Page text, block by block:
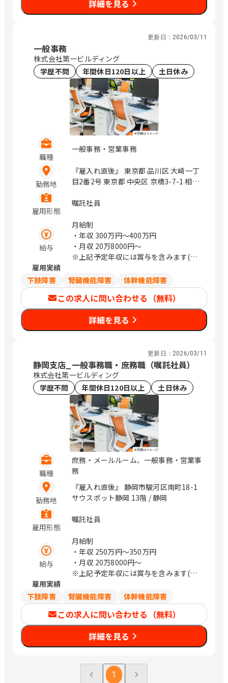
会社の定める場所 / 北千住、千住大橋、
東池袋、立川、町田、新横浜、北新横
関内、大船、富士見町、平塚、大磯、熊
越、草加、谷塚、葭川公園、千葉中央、
木更津、祇園、京成船橋、船橋、柏、北
柏、京成成田、成田、旭川、苫小牧、青
葉、市役所前、函館、釧路、東釧路、本
八戸、小中野、山形、北山形、郡山、郡
山富田、いわき、赤井、水戸、偕楽園、
研究学園、つくば、太田、韮川、新潟、
白山、富山、金沢、北鉄金沢、福井、長
野、権堂、松本、北松本、静岡、日吉
町、沼津、大岡、名古屋、近鉄名古屋、
東岡崎、岡崎、津、江戸橋、四日市、近
鉄四日市、三宮・花時計前、神戸三宮、
近鉄奈良、奈良、和歌山市、紀和、鳥
取、津ノ井、松江、松江しんじ湖温泉、
西川緑道公園、岡山、広島、福山、下
関、門司港、徳島、阿波富田、大橋通、
堀詰、旦過、平和通、久留米、花畑、大
分、古国府
詳細を見る
更新日： 2026/03/11
一般事務
株式会社第一ビルディング
学歴不問
年間休日120日以上 土日休み
職種
一般事務・営業事務
勤務地
『雇入れ直後』 東京都 品川区 大崎一丁
目2番2号 東京都 中央区 京橋3-7-1 相互
堀川町580 ソリッドスクエア西館 1階 長
命ビルディング 6階 静岡県 静岡市駿河
区 南町18-1 サウスポット静岡 13階 広
島県 広島市南区 比治山本町16-35 広島
産業文化センター 12階 大阪府 大阪市淀
ィング 7階 福岡県 福岡市博多区 店屋町
8-24 九勧呉服町ビル 5階 鹿児島県 鹿児
島市 中央町9-1 鹿児島中央第一生命ビル
ディング 6階 / 大崎、京橋、川崎、松
本、静岡、南区役所前、新大阪、鹿児島
中央
雇用形態
嘱託社員
給与
月給制
・年収 300万円〜400万円
・月収 20万8000円〜
※上記予定年収には賞与を含みます(実
※上記給与は目安のため、スキル・経験
等により決定します。
雇用実績
下肢障害
腎臓機能障害 体幹機能障害
この求人に問い合わせる（無料）
詳細を見る
更新日： 2026/03/11
静岡支店_一般事務職・庶務職（嘱託社員）
株式会社第一ビルディング
学歴不問
年間休日120日以上 土日休み
職種
庶務・メールルーム、一般事務・営業事
務
勤務地
『雇入れ直後』 静岡市駿河区南町18-1
サウスポット静岡 13階 / 静岡
雇用形態
嘱託社員
給与
月給制
・年収 250万円〜350万円
・月収 20万8000円〜
※上記予定年収には賞与を含みます(実
※上記給与は目安のため、スキル・経験
等により決定します。
雇用実績
下肢障害
腎臓機能障害 体幹機能障害
この求人に問い合わせる（無料）
詳細を見る
1